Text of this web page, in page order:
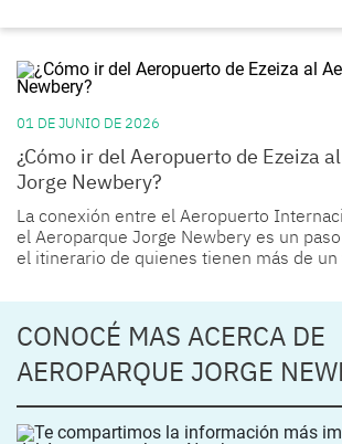
01 DE JUNIO DE 2026
¿Cómo ir del Aeropuerto de Ezeiza
Jorge Newbery?
La conexión entre el Aeropuerto
el Aeroparque Jorge Newbery es un
el itinerario de quienes tienen más de un
CONOCÉ MAS ACERCA DE
AEROPARQUE JORGE